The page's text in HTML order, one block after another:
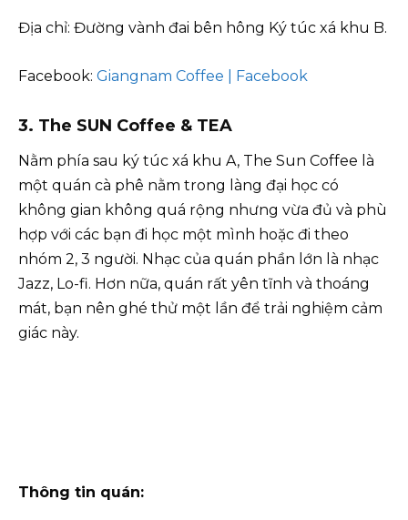
Địa chỉ: Đường vành đai bên hông Ký túc xá khu B.
Facebook: Giangnam Coffee | Facebook
3. The SUN Coffee & TEA
Nằm phía sau ký túc xá khu A, The Sun Coffee là
một quán cà phê nằm trong làng đại học có
không gian không quá rộng nhưng vừa đủ và phù
hợp với các bạn đi học một mình hoặc đi theo
nhóm 2, 3 người. Nhạc của quán phần lớn là nhạc
Jazz, Lo-fi. Hơn nữa, quán rất yên tĩnh và thoáng
mát, bạn nên ghé thử một lần để trải nghiệm cảm
giác này.
Thông tin quán: